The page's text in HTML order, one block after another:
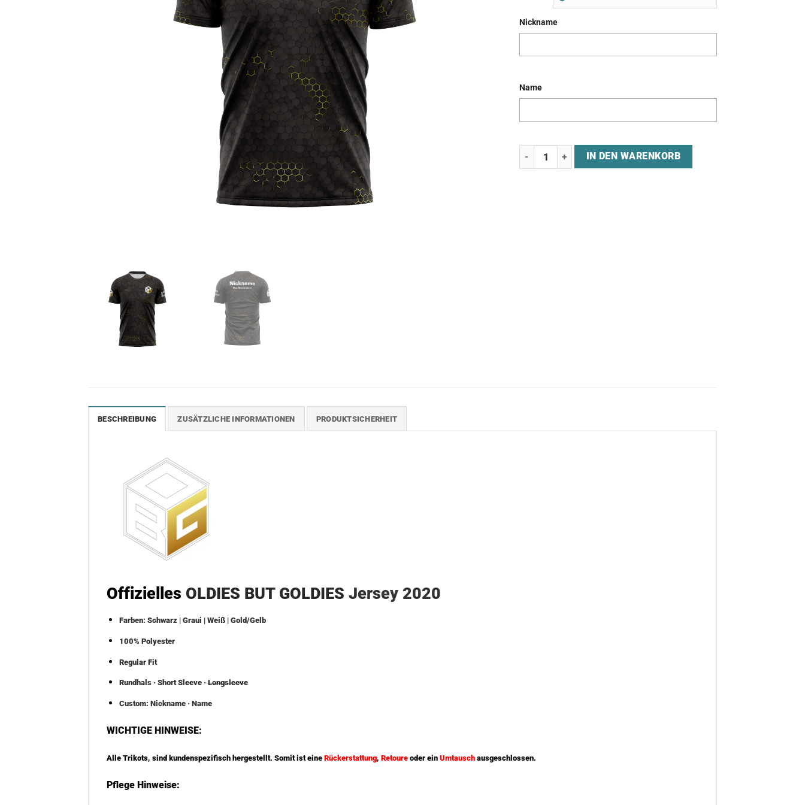
Nickname
Name
Jersey "OLDIES BUT GOLDIES" Menge
IN DEN WARENKORB
BESCHREIBUNG ZUSÄTZLICHE INFORMATIONEN PRODUKTSICHERHEIT
Offizielles OLDIES BUT GOLDIES Jersey 2020
Farben: Schwarz | Graui | Weiß | Gold/Gelb
100% Polyester
Regular Fit
Rundhals · Short Sleeve ·Longsleeve
Custom: Nickname · Name
WICHTIGE HINWEISE:
Alle Trikots, sind kundenspezifisch hergestellt. Somit ist eine Rückerstattung, Retoure oder ein Umtausch ausgeschlossen.
Pflege Hinweise: